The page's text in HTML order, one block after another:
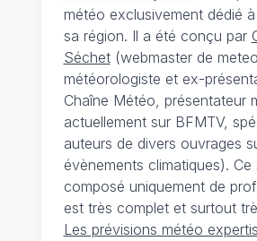
météo exclusivement dédié à
sa région. Il a été conçu par
Séchet(webmaster de
météorologiste et ex-
Chaîne Météo, présentateur
actuellement sur BFMTV,
auteurs de divers ouvrages
évènements climatiques). Ce
composé uniquement de
est très complet et surtout
Les prévisions météo